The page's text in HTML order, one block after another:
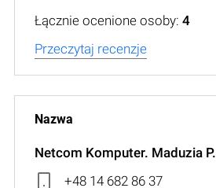
Łącznie ocenione osoby: 4
Przeczytaj recenzje
Netcom Komputer. Maduzia P.
+48 14 682 86 37